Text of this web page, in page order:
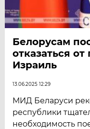
Белорусам
отказаться
Израиль
13.06.2025 12:29
МИД Беларуси
республики
необходимость